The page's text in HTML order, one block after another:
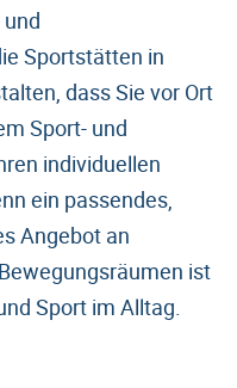
Sportstätten in
dass Sie vor Ort
Sport- und
individuellen
ein passendes,
Angebot an
ist
Sport im Alltag.